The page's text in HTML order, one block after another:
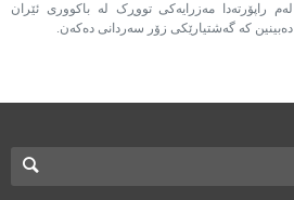
لەم راپۆرتەدا مەزرایەکی تووڕک لە باکووری ئێران
دەبینین کە گەشتیارێکی زۆر سەردانی دەکەن.